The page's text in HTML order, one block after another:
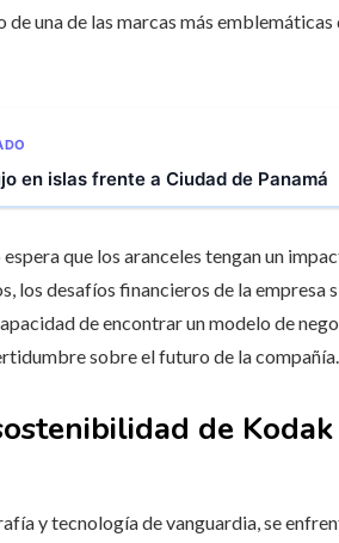
de una de las marcas más
en islas frente a Ciudad de Panamá
que los aranceles tengan un
los desafíos financieros de la empresa
de encontrar un modelo de
sobre el futuro de la compañía.
de
y tecnología de vanguardia, se